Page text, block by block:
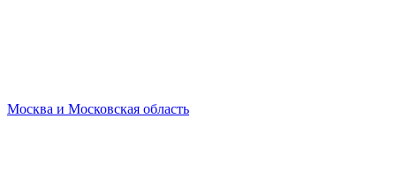
Москва и Московская область